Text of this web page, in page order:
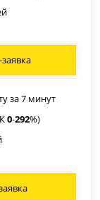
за 7 минут
0-292%)